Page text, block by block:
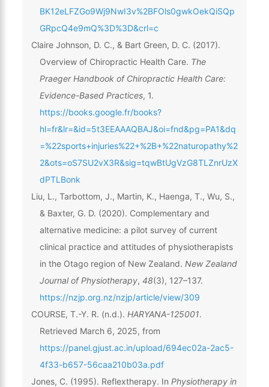
BK12eLFZGo9Wj9NwI3v%2BFOls0gwkOekQiSQp
GRpcQ4e9mQ%3D%3D&crl=c
Claire Johnson, D. C., & Bart Green, D. C. (2017).
Overview of Chiropractic Health Care. The
Praeger Handbook of Chiropractic Health Care:
Evidence-Based Practices, 1.
https://books.google.fr/books?
hl=fr&lr=&id=5t3EEAAAQBAJ&oi=fnd&pg=PA1&dq
=%22sports+injuries%22+%2B+%22naturopathy%2
2&ots=oS7SU2vX3R&sig=tqwBtUgVzG8TLZnrUzX
dPTLBonk
Liu, L., Tarbottom, J., Martin, K., Haenga, T., Wu, S.,
& Baxter, G. D. (2020). Complementary and
alternative medicine: a pilot survey of current
clinical practice and attitudes of physiotherapists
in the Otago region of New Zealand. New Zealand
Journal of Physiotherapy, 48(3), 127–137.
https://nzjp.org.nz/nzjp/article/view/309
COURSE, T.-Y. R. (n.d.). HARYANA-125001.
Retrieved March 6, 2025, from
https://panel.gjust.ac.in/upload/694ec02a-2ac5-
4f33-b657-56caa210b03a.pdf
Jones, C. (1995). Reflextherapy. In Physiotherapy in